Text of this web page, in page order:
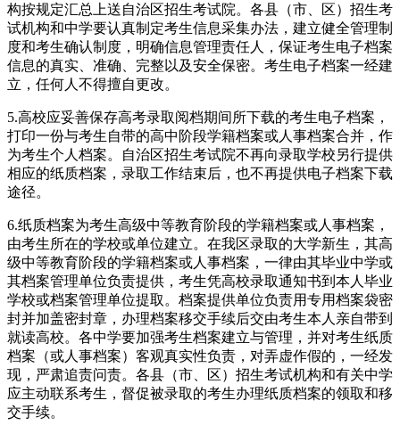
构按规定汇总上送自治区招生考试院。各县（市、区）招生考
试机构和中学要认真制定考生信息采集办法，建立健全管理制
度和考生确认制度，明确信息管理责任人，保证考生电子档案
信息的真实、准确、完整以及安全保密。考生电子档案一经建
立，任何人不得擅自更改。
5.高校应妥善保存高考录取阅档期间所下载的考生电子档案，
打印一份与考生自带的高中阶段学籍档案或人事档案合并，作
为考生个人档案。自治区招生考试院不再向录取学校另行提供
相应的纸质档案，录取工作结束后，也不再提供电子档案下载
途径。
6.纸质档案为考生高级中等教育阶段的学籍档案或人事档案，
由考生所在的学校或单位建立。在我区录取的大学新生，其高
级中等教育阶段的学籍档案或人事档案，一律由其毕业中学或
其档案管理单位负责提供，考生凭高校录取通知书到本人毕业
学校或档案管理单位提取。档案提供单位负责用专用档案袋密
封并加盖密封章，办理档案移交手续后交由考生本人亲自带到
就读高校。各中学要加强考生档案建立与管理，并对考生纸质
档案（或人事档案）客观真实性负责，对弄虚作假的，一经发
现，严肃追责问责。各县（市、区）招生考试机构和有关中学
应主动联系考生，督促被录取的考生办理纸质档案的领取和移
交手续。